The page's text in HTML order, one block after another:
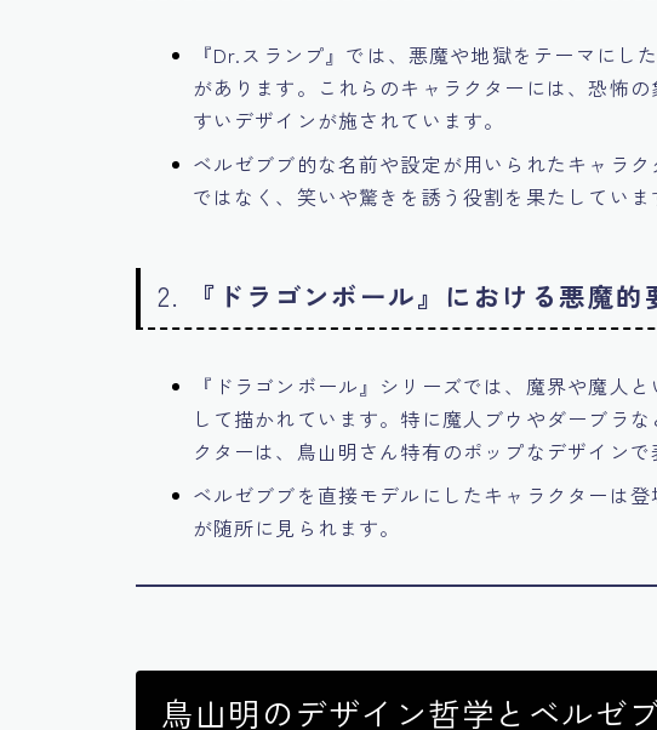
『Dr.スランプ』では、悪魔や地獄をテーマにし
があります。これらのキャラクターには、恐怖
すいデザインが施されています。
ベルゼブブ的な名前や設定が用いられたキャラ
ではなく、笑いや驚きを誘う役割を果たしていま
2. 『ドラゴンボール』における悪魔的
『ドラゴンボール』シリーズでは、魔界や魔人
して描かれています。特に魔人ブウやダーブラ
クターは、鳥山明さん特有のポップなデザインで
ベルゼブブを直接モデルにしたキャラクターは
が随所に見られます。
鳥山明のデザイン哲学とベルゼ